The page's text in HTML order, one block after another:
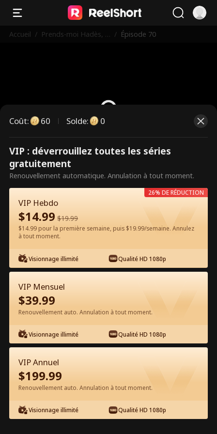
Accueil / Prends-moi Hadès, j
/ Épisode 70
Ce sont des épisodes payants.
Débloquez pour regarder.
Regarder gratuitement sur l'App
Épisode 70 - Prends-moi Hadès, je
meurs Film complet
0-49 50-74 Tous les épisodes
Coût: 60 Solde: 0
VIP : déverrouillez toutes les séries
gratuitement
Renouvellement automatique. Annulation à tout moment.
VIP Hebdo
$14.99 $19.99
$14.99 pour la première semaine, puis $19.99/semaine. Annulez
à tout moment.
Visionnage illimité Qualité HD 1080p
26% DE RÉDUCTION
VIP Mensuel
$39.99
Renouvellement auto. Annulation à tout moment.
Visionnage illimité Qualité HD 1080p
VIP Annuel
$199.99
Renouvellement auto. Annulation à tout moment.
Visionnage illimité Qualité HD 1080p